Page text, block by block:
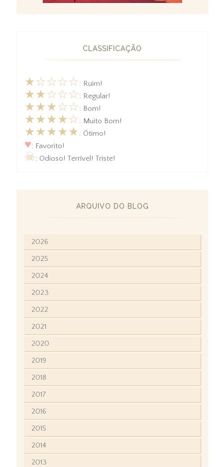
CLASSIFICAÇÃO
★☆☆☆☆: Ruim!
★★☆☆☆: Regular!
★★★☆☆: Bom!
★★★★☆: Muito Bom!
★★★★★: Ótimo!
♥: Favorito!
☠: Odioso! Terrível! Triste!
ARQUIVO DO BLOG
2026
2025
2024
2023
2022
2021
2020
2019
2018
2017
2016
2015
2014
2013